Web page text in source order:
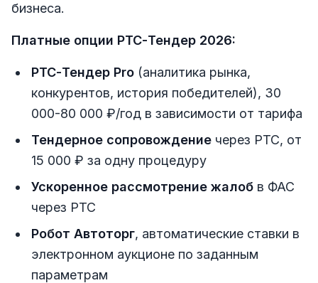
бизнеса.
Платные опции РТС-Тендер 2026:
РТС-Тендер Pro (аналитика рынка,
конкурентов, история победителей), 30
000-80 000 ₽/год в зависимости от тарифа
Тендерное сопровождение через РТС, от
15 000 ₽ за одну процедуру
Ускоренное рассмотрение жалоб в ФАС
через РТС
Робот Автоторг, автоматические ставки в
электронном аукционе по заданным
параметрам